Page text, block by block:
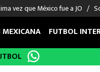
vez que México fue a JO
DEPORTES
MEXICANA FUTBOL